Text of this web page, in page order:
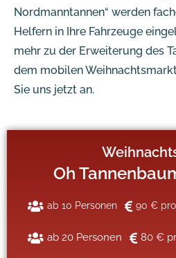
Nordmanntannen“ werden
Helfern in Ihre Fahrzeuge
mehr zu der Erweiterung des
dem mobilen
Sie uns jetzt an.
Oh
ab 10 Personen 90 €
ab 20 Personen 80 €